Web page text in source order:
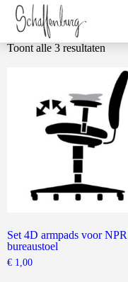
Toont alle 3 resultaten
Set 4D armpads voor NPR
bureaustoel
€ 1,00